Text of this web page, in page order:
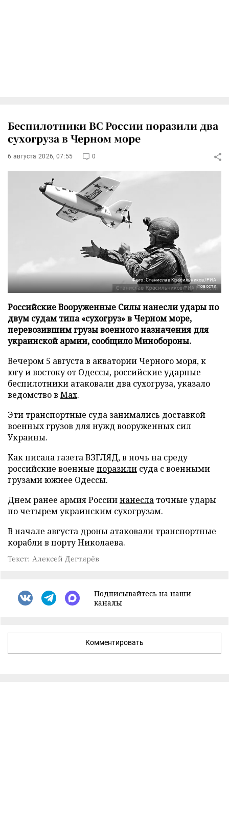
Беспилотники ВС России поразили два
сухогруза в Черном море
6 августа 2026, 07:55 0
Фото: Станислав Красильников/РИА
Новости
Российские Вооруженные Силы нанесли удары по
двум судам типа «сухогруз» в Черном море,
перевозившим грузы военного назначения для
украинской армии, сообщило Минобороны.
Вечером 5 августа в акватории Черного моря, к
югу и востоку от Одессы, российские ударные
беспилотники атаковали два сухогруза, указало
ведомство в Max.
Эти транспортные суда занимались доставкой
военных грузов для нужд вооруженных сил
Украины.
Как писала газета ВЗГЛЯД, в ночь на среду
российские военные поразили суда с военными
грузами южнее Одессы.
Днем ранее армия Россиинанесла точные удары
по четырем украинским сухогрузам.
В начале августа дроны атаковали транспортные
корабли в порту Николаева.
Текст: Алексей Дегтярёв
Подписывайтесь на наши
каналы
Комментировать